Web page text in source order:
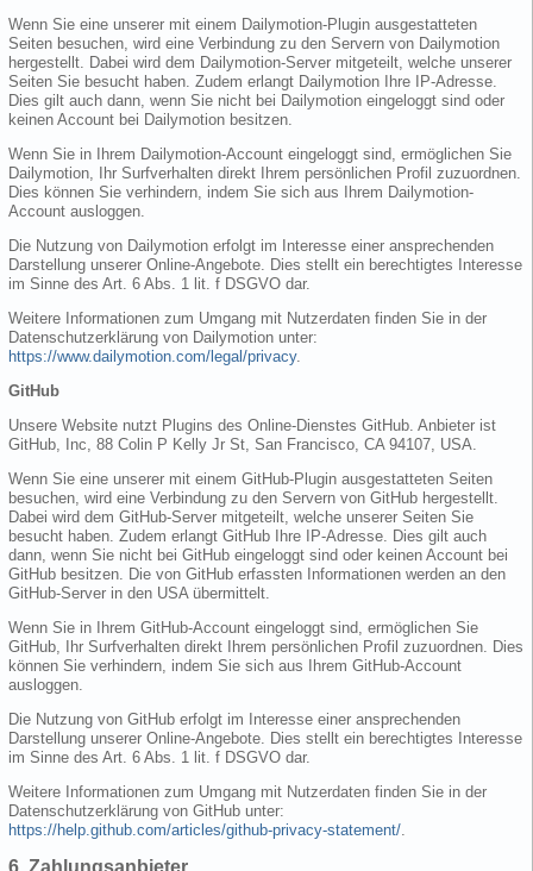
Wenn Sie eine unserer mit einem Dailymotion-Plugin ausgestatteten
Seiten besuchen, wird eine Verbindung zu den Servern von Dailymotion
hergestellt. Dabei wird dem Dailymotion-Server mitgeteilt, welche unserer
Seiten Sie besucht haben. Zudem erlangt Dailymotion Ihre IP-Adresse.
Dies gilt auch dann, wenn Sie nicht bei Dailymotion eingeloggt sind oder
keinen Account bei Dailymotion besitzen.
Wenn Sie in Ihrem Dailymotion-Account eingeloggt sind, ermöglichen Sie
Dailymotion, Ihr Surfverhalten direkt Ihrem persönlichen Profil zuzuordnen.
Dies können Sie verhindern, indem Sie sich aus Ihrem Dailymotion-
Account ausloggen.
Die Nutzung von Dailymotion erfolgt im Interesse einer ansprechenden
Darstellung unserer Online-Angebote. Dies stellt ein berechtigtes Interesse
im Sinne des Art. 6 Abs. 1 lit. f DSGVO dar.
Weitere Informationen zum Umgang mit Nutzerdaten finden Sie in der
Datenschutzerklärung von Dailymotion unter:
https://www.dailymotion.com/legal/privacy.
GitHub
Unsere Website nutzt Plugins des Online-Dienstes GitHub. Anbieter ist
GitHub, Inc, 88 Colin P Kelly Jr St, San Francisco, CA 94107, USA.
Wenn Sie eine unserer mit einem GitHub-Plugin ausgestatteten Seiten
besuchen, wird eine Verbindung zu den Servern von GitHub hergestellt.
Dabei wird dem GitHub-Server mitgeteilt, welche unserer Seiten Sie
besucht haben. Zudem erlangt GitHub Ihre IP-Adresse. Dies gilt auch
dann, wenn Sie nicht bei GitHub eingeloggt sind oder keinen Account bei
GitHub besitzen. Die von GitHub erfassten Informationen werden an den
GitHub-Server in den USA übermittelt.
Wenn Sie in Ihrem GitHub-Account eingeloggt sind, ermöglichen Sie
GitHub, Ihr Surfverhalten direkt Ihrem persönlichen Profil zuzuordnen. Dies
können Sie verhindern, indem Sie sich aus Ihrem GitHub-Account
ausloggen.
Die Nutzung von GitHub erfolgt im Interesse einer ansprechenden
Darstellung unserer Online-Angebote. Dies stellt ein berechtigtes Interesse
im Sinne des Art. 6 Abs. 1 lit. f DSGVO dar.
Weitere Informationen zum Umgang mit Nutzerdaten finden Sie in der
Datenschutzerklärung von GitHub unter:
https://help.github.com/articles/github-privacy-statement/
6. Zahlungsanbieter